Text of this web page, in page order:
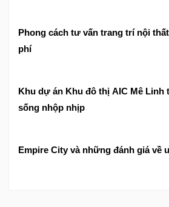
Phong cách tư vấn trang trí nội
phí
Khu dự án Khu đô thị AIC Mê Linh
sống nhộp nhịp
Empire City và những đánh giá về